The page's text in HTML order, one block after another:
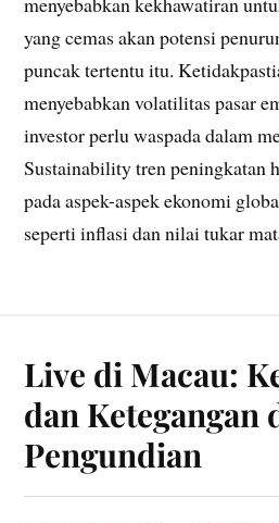
yang cemas akan potensi
puncak tertentu itu.
menyebabkan volatilitas pasar
investor perlu waspada dalam
Sustainability tren peningkatan
pada aspek-aspek ekonomi
seperti inflasi dan nilai tukar
Live di Macau:
dan Ketegangan
Pengundian